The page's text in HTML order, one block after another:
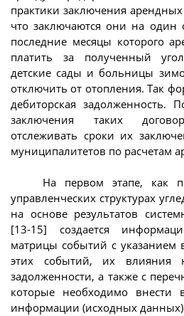
практики заключения
что заключаются они на один
последние месяцы которого
платить за полученный
детские сады и больницы
отключить от отопления. Так
дебиторская задолженность.
заключения таких
отслеживать сроки их
муниципалитетов по расчетам
На первом этапе, как
управленческих структурах
на основе результатов
[13-15] создается
матрицы событий с указанием
этих событий, их влияния
задолженности, а также с
которые необходимо внести
информации (исходных